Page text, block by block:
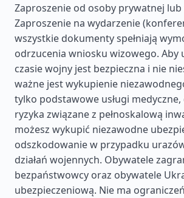
Zaproszenie od osoby prywatnej
Zaproszenie na wydarzenie
wszystkie dokumenty spełniają
odrzucenia wniosku wizowego. Aby
czasie wojny jest bezpieczna i nie
ważne jest wykupienie
tylko podstawowe usługi
ryzyka związane z pełnoskalową
możesz wykupić niezawodne
odszkodowanie w przypadku
działań wojennych. Obywatele
bezpaństwowcy oraz obywatele
ubezpieczeniową. Nie ma